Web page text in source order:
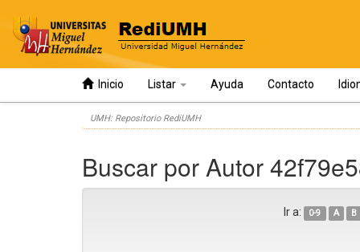
Inicio Listar Ayuda Contacto
UMH: Repositorio RediUMH
Buscar por Autor
Ir a: 0-9 A B